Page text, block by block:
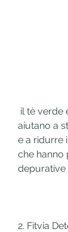
aiutano a
e a ridurre
che hanno
depurative
2. Fitvia